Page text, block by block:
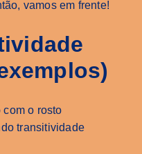
vamos em frente!